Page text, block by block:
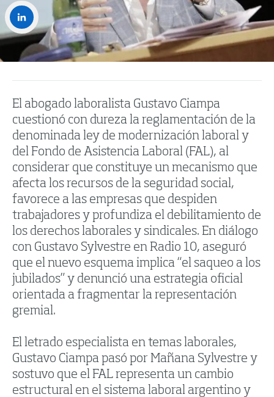
El abogado laboralista Gustavo Ciampa
cuestionó con dureza la reglamentación de la
denominada ley de modernización laboral y
del Fondo de Asistencia Laboral (FAL), al
considerar que constituye un mecanismo que
afecta los recursos de la seguridad social,
favorece a las empresas que despiden
trabajadores y profundiza el debilitamiento de
los derechos laborales y sindicales. En diálogo
con Gustavo Sylvestre en Radio 10, aseguró
que el nuevo esquema implica “el saqueo a los
jubilados” y denunció una estrategia oficial
orientada a fragmentar la representación
gremial.
El letrado especialista en temas laborales,
Gustavo Ciampa pasó por Mañana Sylvestre y
sostuvo que el FAL representa un cambio
estructural en el sistema laboral argentino y
WhatsApp
LinkedIn